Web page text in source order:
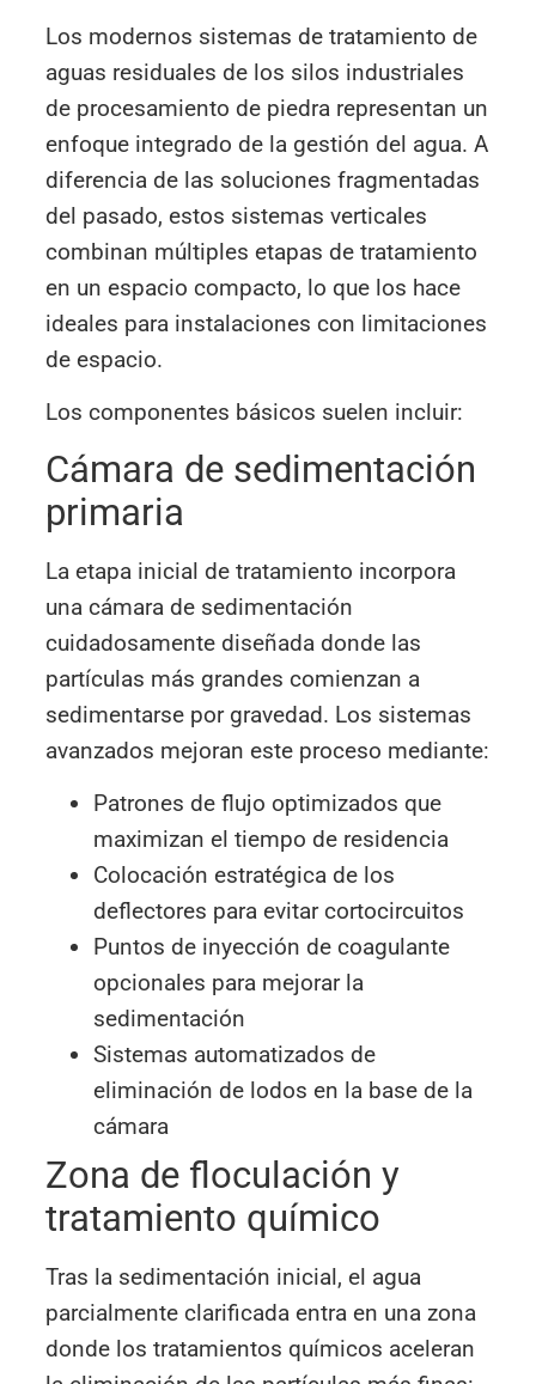
Los modernos sistemas de tratamiento de
aguas residuales de los silos industriales
de procesamiento de piedra representan un
enfoque integrado de la gestión del agua. A
diferencia de las soluciones fragmentadas
del pasado, estos sistemas verticales
combinan múltiples etapas de tratamiento
en un espacio compacto, lo que los hace
ideales para instalaciones con limitaciones
de espacio.
Los componentes básicos suelen incluir:
Cámara de sedimentación
primaria
La etapa inicial de tratamiento incorpora
una cámara de sedimentación
cuidadosamente diseñada donde las
partículas más grandes comienzan a
sedimentarse por gravedad. Los sistemas
avanzados mejoran este proceso mediante:
Patrones de flujo optimizados que
maximizan el tiempo de residencia
Colocación estratégica de los
deflectores para evitar cortocircuitos
Puntos de inyección de coagulante
opcionales para mejorar la
sedimentación
Sistemas automatizados de
eliminación de lodos en la base de la
cámara
Zona de floculación y
tratamiento químico
Tras la sedimentación inicial, el agua
parcialmente clarificada entra en una zona
donde los tratamientos químicos aceleran